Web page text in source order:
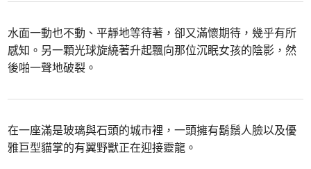
水面一動也不動、平靜地等待著，卻又滿懷期待，幾乎有所
感知。另一顆光球旋繞著升起飄向那位沉眠女孩的陰影，然
後啪一聲地破裂。
在一座滿是玻璃與石頭的城市裡，一頭擁有鬍鬚人臉以及優
雅巨型貓掌的有翼野獸正在迎接靈龍。